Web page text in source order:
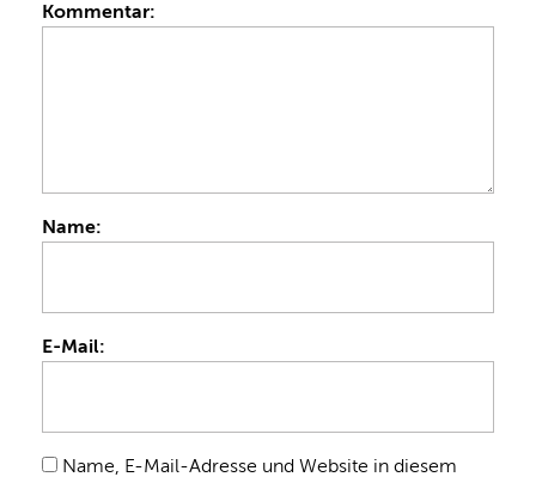
Kommentar:
Name:
E-Mail:
Name, E-Mail-Adresse und Website in diesem